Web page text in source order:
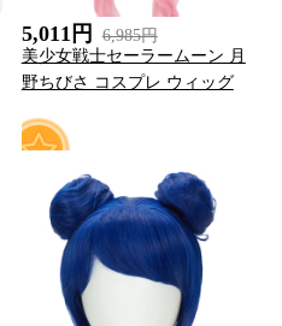
5,011円
6,985円
美少女戦士セーラームーン 月
野ちびさ コスプレ ウィッグ